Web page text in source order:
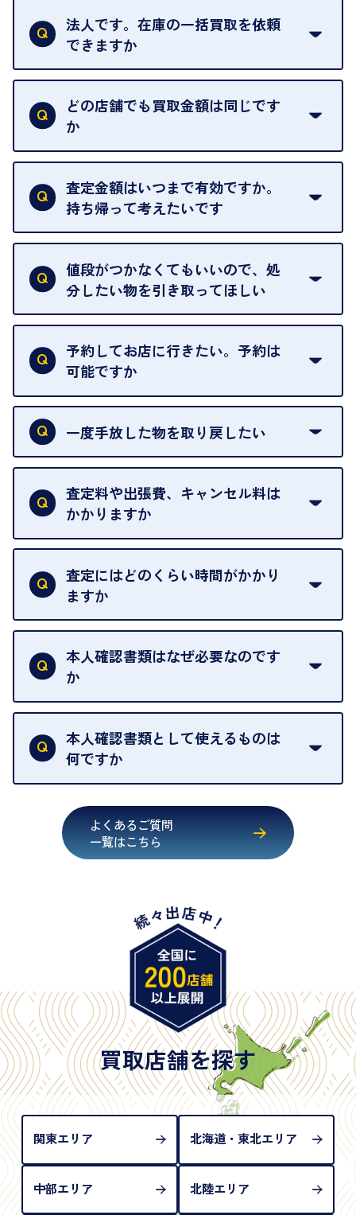
法人です。在庫の一括買取を依頼
できますか
はい。喜んで承ります。出張買取をご利用くださ
い。
ご指定の場所にお伺いします。
どの店舗でも買取金額は同じです
か
はい。全店舗一律です。
ただし、中古市場は日々変動するため、査定した日
によって査定額が変わることはございます。
査定金額はいつまで有効ですか。
持ち帰って考えたいです
査定額は当日限り有効です。
中古市場が日々変動するため、翌日には査定額が変
わることがございます。
値段がつかなくてもいいので、処
分したい物を引き取ってほしい
再販不可能な物は、場合によってはお断りすること
がございます。ご了承ください。
予約してお店に行きたい。予約は
可能ですか
申し訳ありませんが、現在はご来店の予約は承って
おりません。
を整えておりますので、お好きな時にお越しくださ
い。
お急ぎの場合はスタッフに一言お声がけください。
可能な限り、迅速に対応させていただきます。
一度手放した物を取り戻したい
当店は質店ではありませんので、買い取ったお品物
は基本的に販売へと回されます。買い戻しはできま
せんので、ご了承ください。
グオフが可能です。
契約破棄という形で、お品物をお戻しすることがで
きます。
売却当日を含む8日間のうちに、お気軽にお申し出
出張買取のお品物は、8日間保管しております。
査定料や出張費、キャンセル料は
かかりますか
一切いただいておりません。査定金額にご納得いた
だけない場合は、その場でお断りいただいても問題
ございません。お気軽にご相談ください。
査定にはどのくらい時間がかかり
ますか
お品物の内容や点数によって異なりますが、店頭買
取の場合は1点あたり数分程度が目安です。大量の
お品物の場合は、お時間をいただくことがございま
本人確認書類はなぜ必要なのです
か
買取店は古物営業法により、お客様のご本人確認を
行うことが義務付けられています。安心してお取引
いただくためにも、ご協力をお願いいたします。
本人確認書類として使えるものは
何ですか
・健康保険証確認書
・マイナンバーカード
・在留カード
・旧パスポート
※原則として「公的機関が発行し、氏名、住所、生
年月日が記載されているもの
※日本国政府発行のもの
※2020年2月4日以降に申請された新型パスポートに
は「所持人記入欄（住所記載欄）」が存在しないた
め、単体では古物営業法上の本人確認書類として認
められない（住所確認ができないため）。補助書類
が必要となります
よくあるご質問
一覧はこちら
買取店舗を探す
関東エリア 北海道・東北エリア
中部エリア 北陸エリア